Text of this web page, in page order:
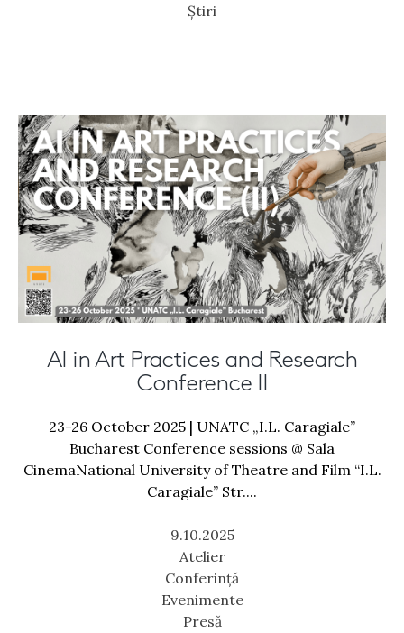
Știri
AI in Art Practices and Research
Conference II
23-26 October 2025 | UNATC „I.L. Caragiale”
Bucharest Conference sessions @ Sala
CinemaNational University of Theatre and Film “I.L.
Caragiale” Str....
9.10.2025
Atelier
Conferință
Evenimente
Presă